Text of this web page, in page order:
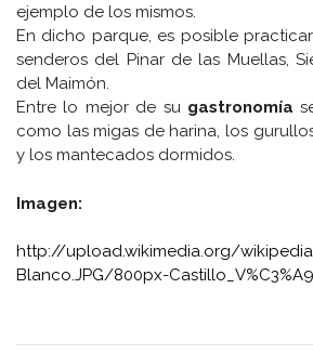
ejemplo de los mismos.
En dicho parque, es posible
senderos del Pinar de las Muellas,
del Maimón.
Entre lo mejor de su gastronomía
como las migas de harina, los
y los mantecados dormidos.
Imagen:
http://upload.wikimedia.org/
Blanco.JPG/800px-